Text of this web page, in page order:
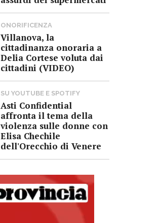
ONORIFICENZA
Villanova, la
cittadinanza onoraria a
Delia Cortese voluta dai
cittadini (VIDEO)
SU YOUTUBE E SPOTIFY
Asti Confidential
affronta il tema della
violenza sulle donne con
Elisa Chechile
dell'Orecchio di Venere